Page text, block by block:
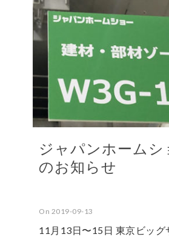
ジャパンホームシ
のお知らせ
On 2019-09-13
11月13日〜15日 東京ビッグ